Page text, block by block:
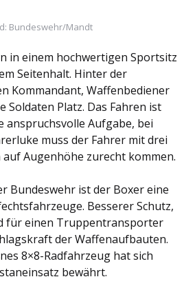
Bundeswehr/Mandt
in einem hochwertigen Sportsitz
Seitenhalt. Hinter der
Kommandant, Waffenbediener
Soldaten Platz. Das Fahren ist
anspruchsvolle Aufgabe, bei
muss der Fahrer mit drei
auf Augenhöhe zurecht kommen.
Bundeswehr ist der Boxer eine
Besserer Schutz,
für einen Truppentransporter
der Waffenaufbauten.
8×8-Radfahrzeug hat sich
bewährt.